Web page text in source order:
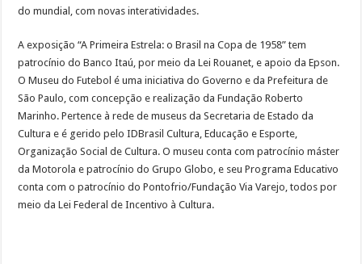
do mundial, com novas interatividades.
A exposição “A Primeira Estrela: o Brasil na Copa de 1958” tem
patrocínio do Banco Itaú, por meio da Lei Rouanet, e apoio da Epson.
O Museu do Futebol é uma iniciativa do Governo e da Prefeitura de
São Paulo, com concepção e realização da Fundação Roberto
Marinho. Pertence à rede de museus da Secretaria de Estado da
Cultura e é gerido pelo IDBrasil Cultura, Educação e Esporte,
Organização Social de Cultura. O museu conta com patrocínio máster
da Motorola e patrocínio do Grupo Globo, e seu Programa Educativo
conta com o patrocínio do Pontofrio/Fundação Via Varejo, todos por
meio da Lei Federal de Incentivo à Cultura.